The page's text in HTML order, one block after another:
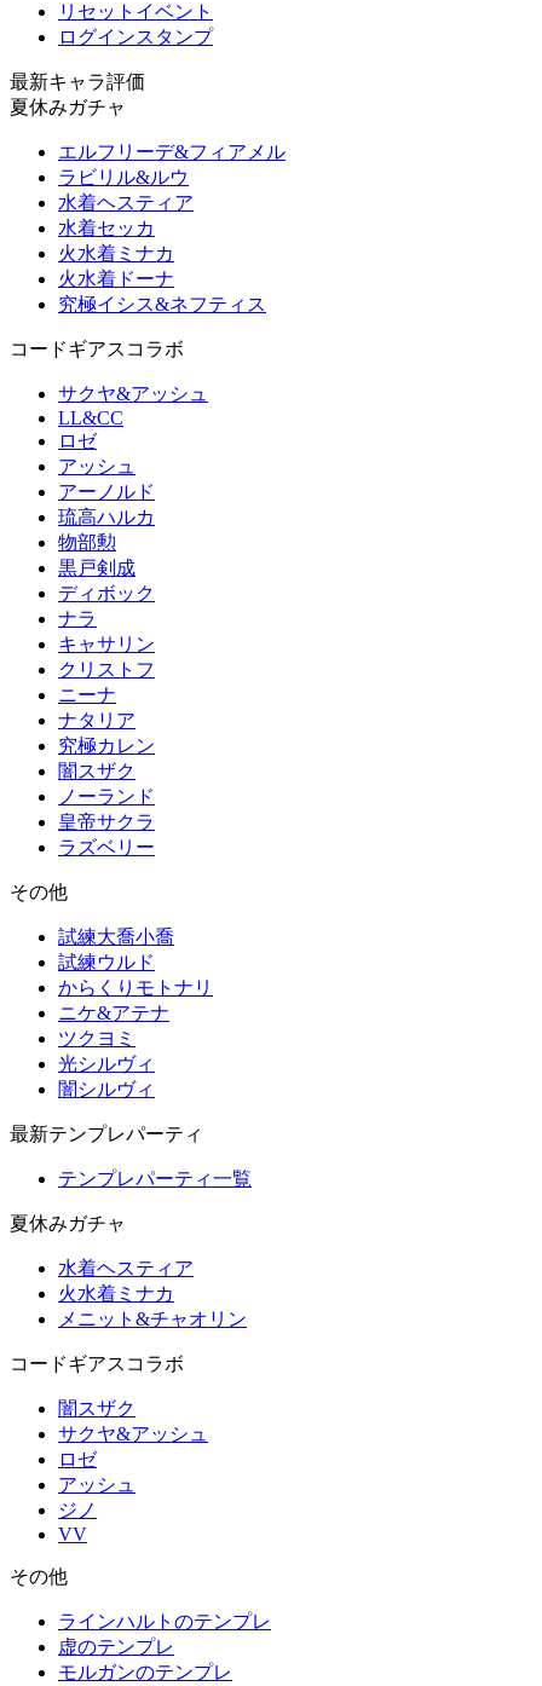
リセットイベント
ログインスタンプ
最新キャラ評価
夏休みガチャ
エルフリーデ&フィアメル
ラビリル&ルウ
水着ヘスティア
水着セッカ
火水着ミナカ
火水着ドーナ
究極イシス&ネフティス
コードギアスコラボ
サクヤ&アッシュ
LL&CC
ロゼ
アッシュ
アーノルド
琉高ハルカ
物部勲
黒戸剣成
ディボック
ナラ
キャサリン
クリストフ
ニーナ
ナタリア
究極カレン
闇スザク
ノーランド
皇帝サクラ
ラズベリー
その他
試練大喬小喬
試練ウルド
からくりモトナリ
ニケ&アテナ
ツクヨミ
光シルヴィ
闇シルヴィ
最新テンプレパーティ
テンプレパーティ一覧
夏休みガチャ
水着ヘスティア
火水着ミナカ
メニット&チャオリン
コードギアスコラボ
闇スザク
サクヤ&アッシュ
ロゼ
アッシュ
ジノ
VV
その他
ラインハルトのテンプレ
虚のテンプレ
モルガンのテンプレ